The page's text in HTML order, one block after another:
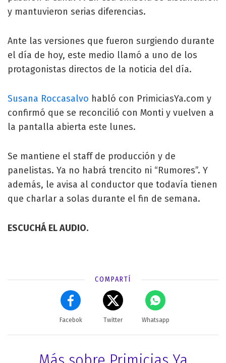
y mantuvieron serias diferencias.
Ante las versiones que fueron surgiendo durante
el día de hoy, este medio llamó a uno de los
protagonistas directos de la noticia del día.
Susana Roccasalvo habló con PrimiciasYa.com y
confirmó que se reconcilió con Monti y vuelven a
la pantalla abierta este lunes.
Se mantiene el staff de producción y de
panelistas. Ya no habrá trencito ni “Rumores”. Y
además, le avisa al conductor que todavía tienen
que charlar a solas durante el fin de semana.
ESCUCHÁ EL AUDIO.
COMPARTÍ
Facebok Twitter Whatsapp